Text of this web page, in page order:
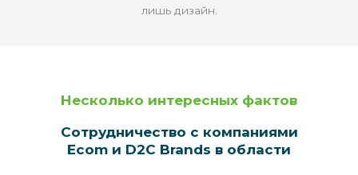
лишь дизайн.
Несколько интересных фактов
Сотрудничество с компаниями
Ecom и D2C Brands в области